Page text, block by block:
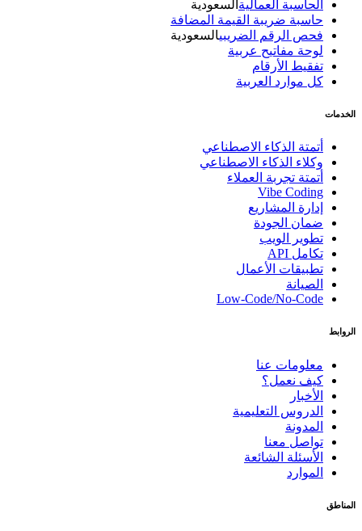
الحاسبة العماليةالسعودية
حاسبة ضريبة القيمة المضافة
فحص الرقم الضريبيالسعودية
لوحة مفاتيح عربية
تفقيط الأرقام
كل موارد العربية
الخدمات
أتمتة الذكاء الاصطناعي
وكلاء الذكاء الاصطناعي
أتمتة تجربة العملاء
Vibe Coding
إدارة المشاريع
ضمان الجودة
تطوير الويب
تكامل API
تطبيقات الأعمال
الصيانة
Low-Code/No-Code
الروابط
معلومات عنا
كيف نعمل؟
الأخبار
الدروس التعليمية
المدونة
تواصل معنا
الأسئلة الشائعة
الموارد
المناطق